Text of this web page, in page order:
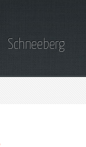
Schneeberg